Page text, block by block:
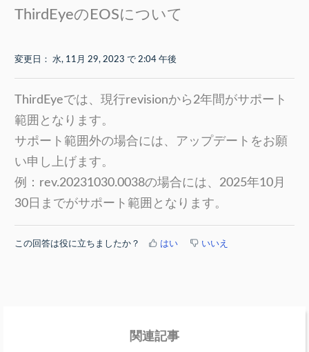
ThirdEyeのEOSについて
変更日： 水, 11月 29, 2023 で 2:04 午後
ThirdEyeでは、現行revisionから2年間がサポート
範囲となります。
サポート範囲外の場合には、アップデートをお願
い申し上げます。
例：rev.20231030.0038の場合には、2025年10月
30日までがサポート範囲となります。
この回答は役に立ちましたか？ はい いいえ
関連記事